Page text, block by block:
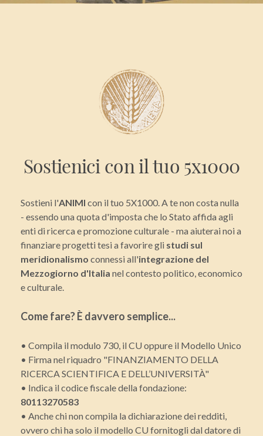
Sostienici con il tuo 5x1000
Sostieni l'ANIMI con il tuo 5X1000. A te non costa nulla
- essendo una quota d'imposta che lo Stato affida agli
enti di ricerca e promozione culturale - ma aiuterai noi a
finanziare progetti tesi a favorire gli studi sul
meridionalismo connessi all'integrazione del
Mezzogiorno d'Italia nel contesto politico, economico
e culturale.
Come fare? È davvero semplice...
• Compila il modulo 730, il CU oppure il Modello Unico
• Firma nel riquadro "FINANZIAMENTO DELLA
RICERCA SCIENTIFICA E DELL’UNIVERSITÀ"
• Indica il codice fiscale della fondazione:
80113270583
• Anche chi non compila la dichiarazione dei redditi,
ovvero chi ha solo il modello CU fornitogli dal datore di